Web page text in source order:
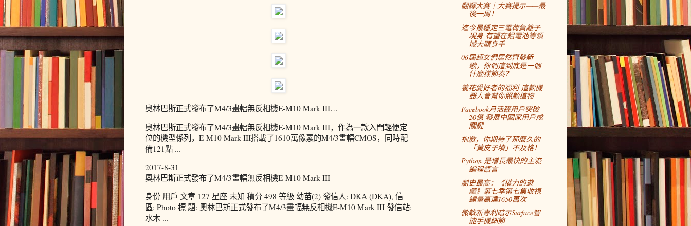
奧林巴斯正式發布了M4/3畫幅無反相機E-M10 Mark III…
奧林巴斯正式發布了M4/3畫幅無反相機E-M10 Mark III，作為一款入門輕便定
位的機型係列，E-M10 Mark III搭載了1610萬像素的M4/3畫幅CMOS，同時配
備121點 ...
2017-8-31
奧林巴斯正式發布了M4/3畫幅無反相機E-M10 Mark III
身份 用戶 文章 127 星座 未知 積分 498 等級 幼苗(2) 發信人: DKA (DKA), 信
區: Photo 標 題: 奧林巴斯正式發布了M4/3畫幅無反相機E-M10 Mark III 發信站:
水木 ...
翻譯大賽｜大賽提示——最
後一周！
迄今最穩定三電荷負離子
現身 有望在鋁電池等領
域大顯身手
06屆超女們居然齊發新
歌，你們這到底是一個
什麼樣節奏？
養花愛好者的福利 這款機
器人會幫你照顧植物
Facebook月活躍用戶突破
20億 發展中國家用戶成
關鍵
抱歉，你期待了那麼久的
「黃皮子墳」不及格！
Python 是增長最快的主流
編程語言
劇史最高：《權力的遊
戲》第七季第七集收視
總量高達1650萬次
微軟新專利暗示Surface智
能手機細節